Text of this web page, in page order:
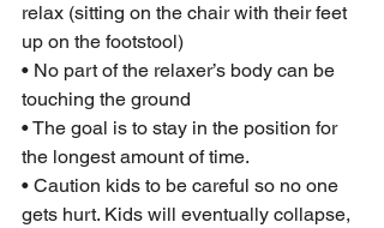
relax (sitting on the chair with their feet
up on the footstool)
• No part of the relaxer’s body can be
touching the ground
• The goal is to stay in the position for
the longest amount of time.
• Caution kids to be careful so no one
gets hurt. Kids will eventually collapse,